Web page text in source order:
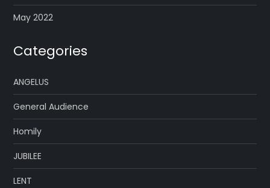
May 2022
Categories
ANGELUS
General Audience
Homily
JUBILEE
LENT